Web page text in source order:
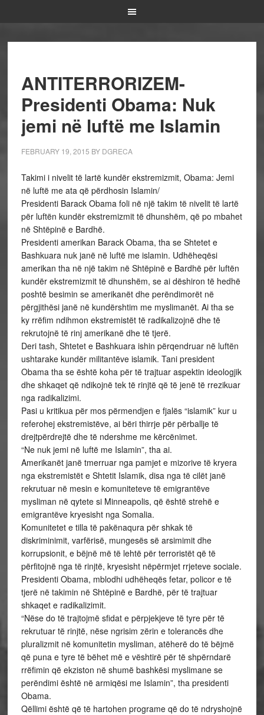
ANTITERRORIZEM-
Presidenti Obama: Nuk
jemi në luftë me Islamin
FEBRUARY 19, 2015 BY DGRECA
Takimi i nivelit të lartë kundër ekstremizmit, Obama: Jemi
në luftë me ata që përdhosin Islamin/
Presidenti Barack Obama foli në një takim të nivelit të lartë
për luftën kundër ekstremizmit të dhunshëm, që po mbahet
në Shtëpinë e Bardhë.
Presidenti amerikan Barack Obama, tha se Shtetet e
Bashkuara nuk janë në luftë me islamin. Udhëheqësi
amerikan tha në një takim në Shtëpinë e Bardhë për luftën
kundër ekstremizmit të dhunshëm, se ai dëshiron të hedhë
poshtë besimin se amerikanët dhe perëndimorët në
përgjithësi janë në kundërshtim me myslimanët. Ai tha se
ky rrëfim ndihmon ekstremistët të radikalizojnë dhe të
rekrutojnë të rinj amerikanë dhe të tjerë.
Deri tash, Shtetet e Bashkuara ishin përqendruar në luftën
ushtarake kundër militantëve islamik. Tani president
Obama tha se është koha për të trajtuar aspektin ideologjik
dhe shkaqet që ndikojnë tek të rinjtë që të jenë të rrezikuar
nga radikalizimi.
Pasi u kritikua për mos përmendjen e fjalës “islamik” kur u
referohej ekstremistëve, ai bëri thirrje për përballje të
drejtpërdrejtë dhe të ndershme me kërcënimet.
“Ne nuk jemi në luftë me Islamin”, tha ai.
Amerikanët janë tmerruar nga pamjet e mizorive të kryera
nga ekstremistët e Shtetit Islamik, disa nga të cilët janë
rekrutuar në mesin e komuniteteve të emigrantëve
mysliman në qytete si Minneapolis, që është strehë e
emigrantëve kryesisht nga Somalia.
Komunitetet e tilla të pakënaqura për shkak të
diskriminimit, varfërisë, mungesës së arsimimit dhe
korrupsionit, e bëjnë më të lehtë për terroristët që të
përfitojnë nga të rinjtë, kryesisht nëpërmjet rrjeteve sociale.
Presidenti Obama, mblodhi udhëheqës fetar, policor e të
tjerë në takimin në Shtëpinë e Bardhë, për të trajtuar
shkaqet e radikalizimit.
“Nëse do të trajtojmë sfidat e përpjekjeve të tyre për të
rekrutuar të rinjtë, nëse ngrisim zërin e tolerancës dhe
pluralizmit në komunitetin mysliman, atëherë do të bëjmë
që puna e tyre të bëhet më e vështirë për të shpërndarë
rrëfimin që ekziston në shumë bashkësi myslimane se
perëndimi është në armiqësi me Islamin”, tha presidenti
Obama.
Qëllimi është që të hartohen programe që do të ndryshojnë